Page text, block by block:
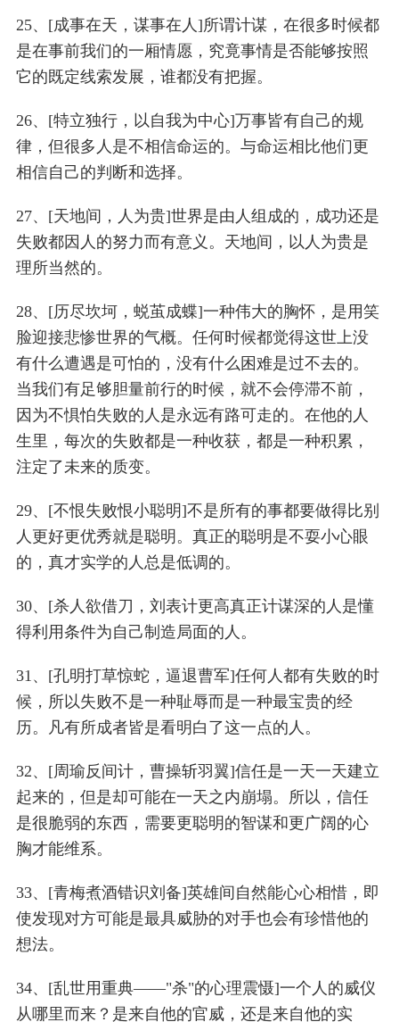
25、[成事在天，谋事在人]所谓计谋，在很多时候都
是在事前我们的一厢情愿，究竟事情是否能够按照
它的既定线索发展，谁都没有把握。
26、[特立独行，以自我为中心]万事皆有自己的规
律，但很多人是不相信命运的。与命运相比他们更
相信自己的判断和选择。
27、[天地间，人为贵]世界是由人组成的，成功还是
失败都因人的努力而有意义。天地间，以人为贵是
理所当然的。
28、[历尽坎坷，蜕茧成蝶]一种伟大的胸怀，是用笑
脸迎接悲惨世界的气概。任何时候都觉得这世上没
有什么遭遇是可怕的，没有什么困难是过不去的。
当我们有足够胆量前行的时候，就不会停滞不前，
因为不惧怕失败的人是永远有路可走的。在他的人
生里，每次的失败都是一种收获，都是一种积累，
注定了未来的质变。
29、[不恨失败恨小聪明]不是所有的事都要做得比别
人更好更优秀就是聪明。真正的聪明是不耍小心眼
的，真才实学的人总是低调的。
30、[杀人欲借刀，刘表计更高真正计谋深的人是懂
得利用条件为自己制造局面的人。
31、[孔明打草惊蛇，逼退曹军]任何人都有失败的时
候，所以失败不是一种耻辱而是一种最宝贵的经
历。凡有所成者皆是看明白了这一点的人。
32、[周瑜反间计，曹操斩羽翼]信任是一天一天建立
起来的，但是却可能在一天之内崩塌。所以，信任
是很脆弱的东西，需要更聪明的智谋和更广阔的心
胸才能维系。
33、[青梅煮酒错识刘备]英雄间自然能心心相惜，即
使发现对方可能是最具威胁的对手也会有珍惜他的
想法。
34、[乱世用重典——"杀"的心理震慑]一个人的威仪
从哪里而来？是来自他的官威，还是来自他的实